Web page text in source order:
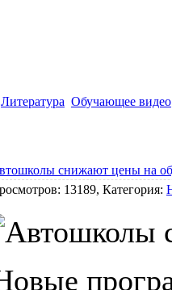
Литература Обучающее видео
снижают цены на
13189, Категория: